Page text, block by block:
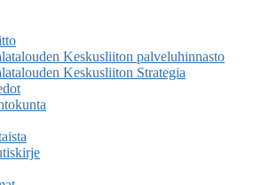
Keskusliiton palveluhinnasto
Keskusliiton Strategia